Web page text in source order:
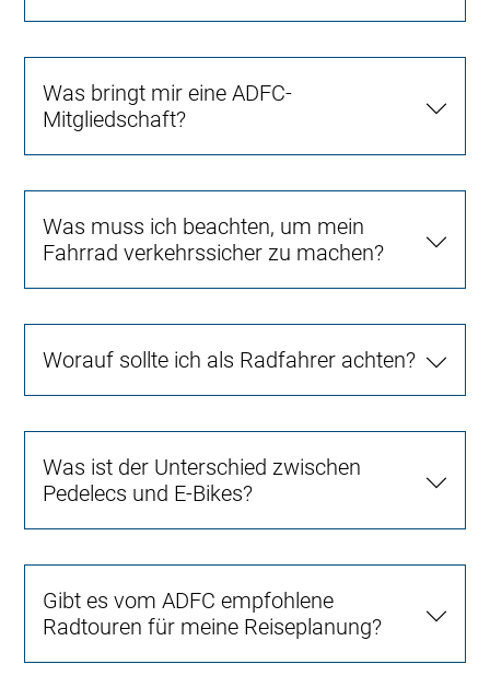
Was bringt mir eine ADFC-
Mitgliedschaft?
Was muss ich beachten, um mein
Fahrrad verkehrssicher zu machen?
Worauf sollte ich als Radfahrer achten?
Was ist der Unterschied zwischen
Pedelecs und E-Bikes?
Gibt es vom ADFC empfohlene
Radtouren für meine Reiseplanung?